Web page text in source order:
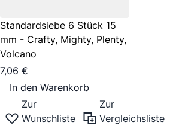
Standardsiebe 6 Stück 15
mm - Crafty, Mighty, Plenty,
Volcano
7,06 €
In den Warenkorb
Zur
Wunschliste
Zur
Vergleichsliste